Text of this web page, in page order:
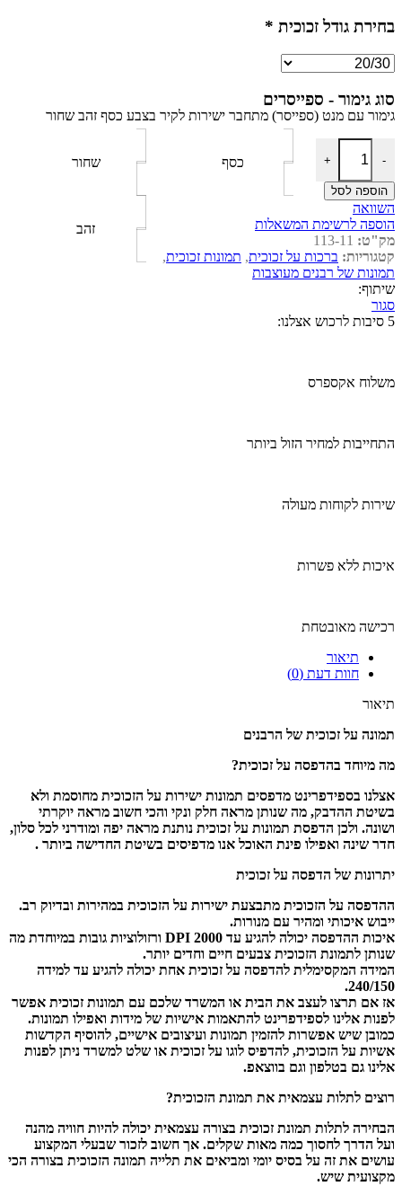
בחירת גודל זכוכית *
סוג גימור - ספייסרים
גימור עם מנט (ספייסר) מתחבר ישירות לקיר בצבע כסף זהב שחור
שחור כסף
זהב
-
כמות של רבנים מעוצבות תמונת הרב עובדיה יוסף צבעוני על רקע שחור
+
הוספה לסל
השוואה
הוספה לרשימת המשאלות
מק"ט: 113-11
קטגוריות: ברכות על זכוכית, תמונות זכוכית,
תמונות של רבנים מעוצבות
שיתוף:
סגור
5 סיבות לרכוש אצלנו:
משלוח אקספרס
התחייבות למחיר הזול ביותר
שירות לקוחות מעולה
איכות ללא פשרות
רכישה מאובטחת
תיאור
חוות דעת (0)
תיאור
תמונה על זכוכית של הרבנים
מה מיוחד בהדפסה על זכוכית?
אצלנו בספידפרינט מדפסים תמונות ישירות על הזכוכית מחוסמת ולא
בשיטת ההדבק, מה שנותן מראה חלק ונקי והכי חשוב מראה יוקרתי
ושונה. ולכן הדפסת תמונות על זכוכית נותנת מראה יפה ומודרני לכל סלון,
חדר שינה ואפילו פינת האוכל אנו מדפיסים בשיטת החדישה ביותר .
יתרונות של הדפסה על זכוכית
ההדפסה על הזכוכית מתבצעת ישירות על הזכוכית במהירות ובדיוק רב.
ייבוש איכותי ומהיר עם מנורות.
איכות ההדפסה יכולה להגיע עד 2000 DPI ורזולוציות גובות במיוחדת מה
שנותן לתמונת הזכוכית צבעים חיים וחדים יותר.
המידה המקסימלית להדפסה על זכוכית אחת יכולה להגיע עד למידה
240/150.
אז אם תרצו לעצב את הבית או המשרד שלכם עם תמונות זכוכית אפשר
לפנות אלינו לספידפרינט להתאמות אישיות של מידות ואפילו תמונות.
כמובן שיש אפשרות להזמין תמונות ועיצובים אישיים, להוסיף הקדשות
אשיות על הזכוכית, להדפיס לוגו על זכוכית או שלט למשרד ניתן לפנות
אלינו גם בטלפון וגם בווצאפ.
רוצים לתלות עצמאית את תמונת הזכוכית?
הבחירה לתלות תמונת זכוכית בצורה עצמאית יכולה להיות חוויה מהנה
ועל הדרך לחסוך כמה מאות שקלים. אך חשוב לזכור שבעלי המקצוע
עושים את זה על בסיס יומי ומביאים את תלייה תמונה הזכוכית בצורה הכי
מקצועית שיש.